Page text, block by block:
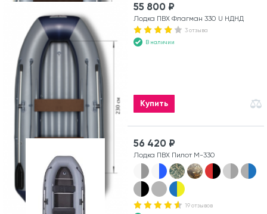
55 800 ₽
Лодка ПВХ Флагман 330 U НДНД
3 отзыва
В наличии
Купить
56 420 ₽
Лодка ПВХ Пилот М-330
19 отзывов